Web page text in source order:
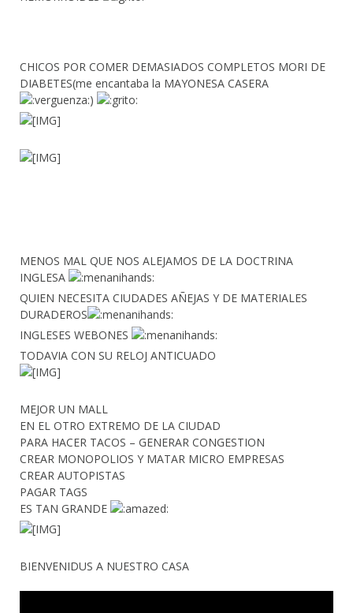
CHICOS POR COMER DEMASIADOS COMPLETOS MORI DE
DIABETES(me encantaba la MAYONESA CASERA
)
MENOS MAL QUE NOS ALEJAMOS DE LA DOCTRINA
INGLESA
QUIEN NECESITA CIUDADES AÑEJAS Y DE MATERIALES
DURADEROS
INGLESES WEBONES
TODAVIA CON SU RELOJ ANTICUADO
MEJOR UN MALL
EN EL OTRO EXTREMO DE LA CIUDAD
PARA HACER TACOS – GENERAR CONGESTION
CREAR MONOPOLIOS Y MATAR MICRO EMPRESAS
CREAR AUTOPISTAS
PAGAR TAGS
ES TAN GRANDE
BIENVENIDUS A NUESTRO CASA